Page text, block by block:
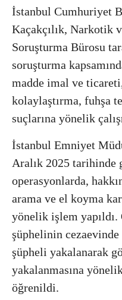
İstanbul Cumhuriyet
Kaçakçılık, Narkotik
Soruşturma Bürosu
soruşturma
madde imal ve
kolaylaştırma, fuhşa
suçlarına yönelik
İstanbul Emniyet
Aralık 2025 tarihinde
operasyonlarda,
arama ve el koyma
yönelik işlem yapıldı.
şüphelinin
şüpheli yakalanarak
yakalanmasına
öğrenildi.